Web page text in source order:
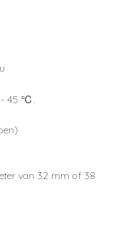
- 45 ℃.
van 32 mm of 38